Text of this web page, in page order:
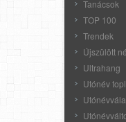
Tanácsok
TOP 100
Trendek
Újszülött
Ultrahang
Utónév